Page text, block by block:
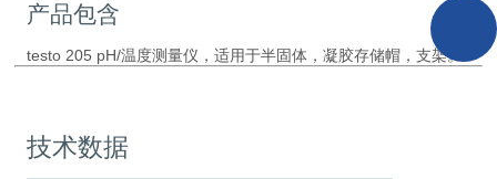
产品包含
testo 205 pH/温度测量仪，适用于半固体，凝胶存储帽，支架。
技术数据